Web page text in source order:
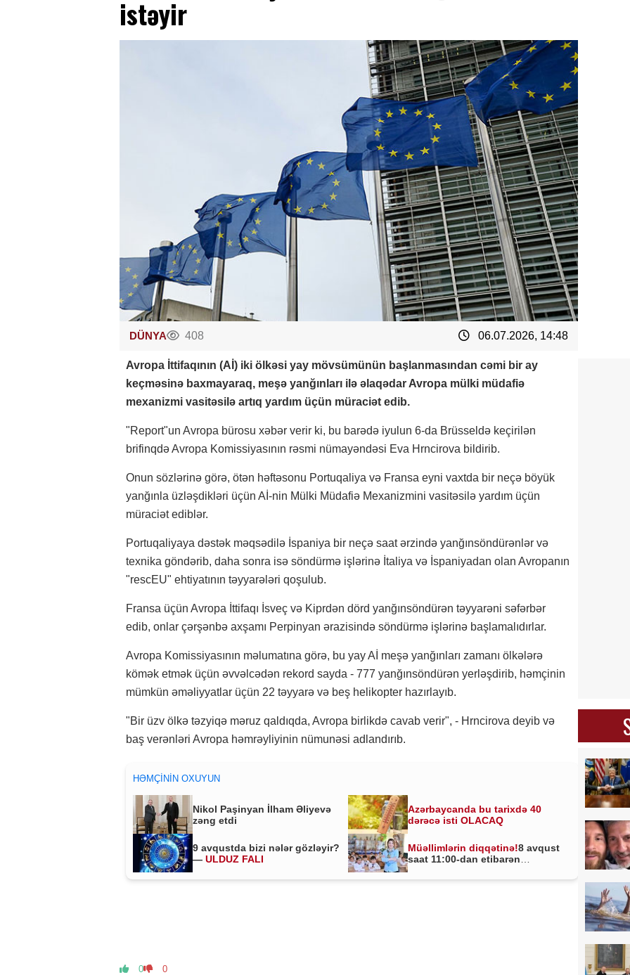
istəyir
DÜNYA 408 06.07.2026, 14:48
Avropa İttifaqının (Aİ) iki ölkəsi yay mövsümünün başlanmasından cəmi bir ay
keçməsinə baxmayaraq, meşə yanğınları ilə əlaqədar Avropa mülki müdafiə
mexanizmi vasitəsilə artıq yardım üçün müraciət edib.
"Report"un Avropa bürosu xəbər verir ki, bu barədə iyulun 6-da Brüsseldə keçirilən
brifinqdə Avropa Komissiyasının rəsmi nümayəndəsi Eva Hrncirova bildirib.
Onun sözlərinə görə, ötən həftəsonu Portuqaliya və Fransa eyni vaxtda bir neçə böyük
yanğınla üzləşdikləri üçün Aİ-nin Mülki Müdafiə Mexanizmini vasitəsilə yardım üçün
müraciət ediblər.
Portuqaliyaya dəstək məqsədilə İspaniya bir neçə saat ərzində yanğınsöndürənlər və
texnika göndərib, daha sonra isə söndürmə işlərinə İtaliya və İspaniyadan olan Avropanın
"rescEU" ehtiyatının təyyarələri qoşulub.
Fransa üçün Avropa İttifaqı İsveç və Kiprdən dörd yanğınsöndürən təyyarəni səfərbər
edib, onlar çərşənbə axşamı Perpinyan ərazisində söndürmə işlərinə başlamalıdırlar.
Avropa Komissiyasının məlumatına görə, bu yay Aİ meşə yanğınları zamanı ölkələrə
kömək etmək üçün əvvəlcədən rekord sayda - 777 yanğınsöndürən yerləşdirib, həmçinin
mümkün əməliyyatlar üçün 22 təyyarə və beş helikopter hazırlayıb.
"Bir üzv ölkə təzyiqə məruz qaldıqda, Avropa birlikdə cavab verir", - Hrncirova deyib və
baş verənləri Avropa həmrəyliyinin nümunəsi adlandırıb.
HƏMÇININ OXUYUN
Nikol Paşinyan İlham Əliyevə
zəng etdi
Azərbaycanda bu tarixdə 40
dərəcə isti OLACAQ
9 avqustda bizi nələr gözləyir?
—ULDUZ FALI
Müəllimlərin diqqətinə!8 avqust
saat 11:00-dan etibarən
0 0